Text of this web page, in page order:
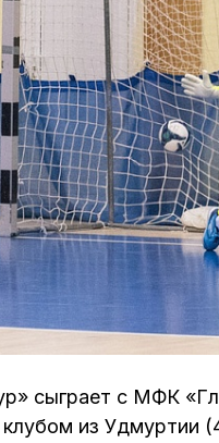
сыграет с МФК
клубом из Удмуртии